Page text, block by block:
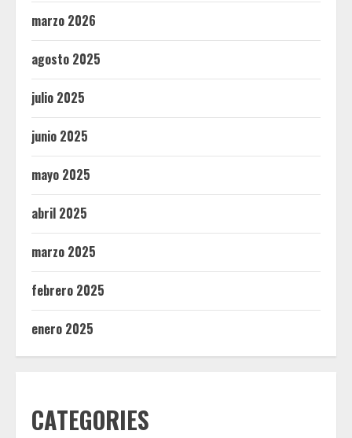
marzo 2026
agosto 2025
julio 2025
junio 2025
mayo 2025
abril 2025
marzo 2025
febrero 2025
enero 2025
CATEGORIES